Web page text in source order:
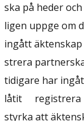
ska på heder
ligen uppge om
ingått
strera
tidigare har
låtit
registrera
styrka att